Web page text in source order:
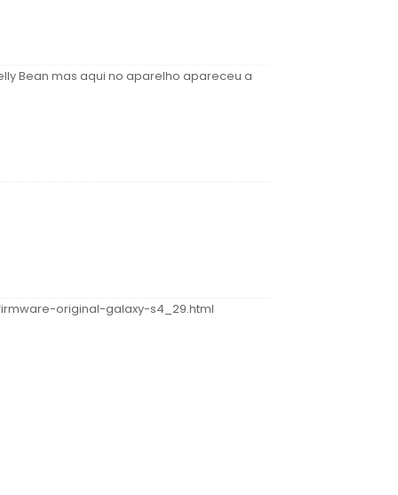
Bean mas aqui no aparelho apareceu a
original-galaxy-s4_29.html